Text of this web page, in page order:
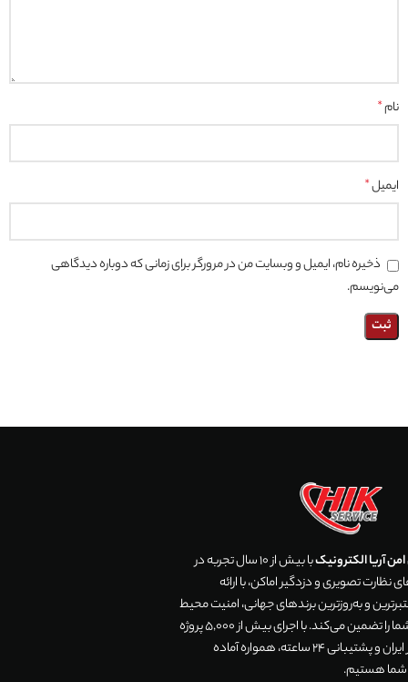
نام*
ایمیل*
ذخیره نام، ایمیل و وبسایت من در مرورگر برای زمانی که دوباره دیدگاهی
می‌نویسم.
آریا الکترونیک
با بیش از 10 سال تجربه در
تصویری و دزدگیر اماکن، با ارائه
و به‌روزترین برندهای جهانی، امنیت محیط
زندگی و تجارت شما را تضمین می‌کند. با اجرای بیش از 5,000 پروژه
موفق در سراسر ایران و پشتیبانی 24 ساعته، همواره آماده
شما هستیم.